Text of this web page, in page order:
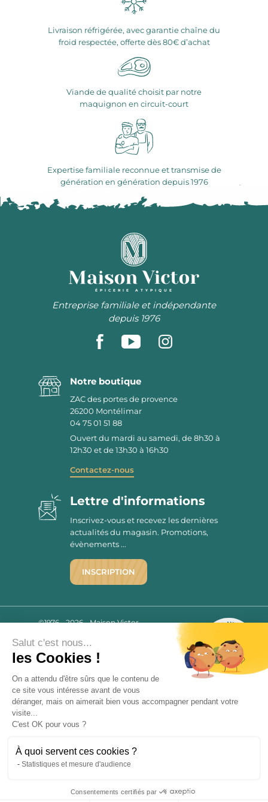
Livraison réfrigérée, avec garantie chaîne du
froid respectée, offerte dès 80€ d’achat
Viande de qualité choisit par notre
maquignon en circuit-court
Expertise familiale reconnue et transmise de
génération en génération depuis 1976
ÉPICERIE ATYPIQUE
Entreprise familiale et indépendante
depuis 1976
Notre boutique
ZAC des portes de provence
26200 Montélimar
04 75 01 51 88
Ouvert du mardi au samedi, de 8h30 à
12h30 et de 13h30 à 16h30
Contactez-nous
2780 AVIS
9.7/10
Lettre d'informations
Inscrivez-vous et recevez les dernières
actualités du magasin. Promotions,
évènements ...
INSCRIPTION
©1976 - 2026 - Maison Victor
C.G.V.
Politique de confidentialité
FAQ
Livraisons
« L’abus d’alcool est dangereux pour la santé, à consommer avec
modération. La vente d’alcool est strictement interdite aux mineurs.
Salut c'est nous...
les Cookies !
On a attendu d'être sûrs que le contenu de
ce site vous intéresse avant de vous
déranger, mais on aimerait bien vous accompagner pendant votre
visite...
C'est OK pour vous ?
À quoi servent ces cookies ?
Statistiques et mesure d'audience
Consentements certifiés par